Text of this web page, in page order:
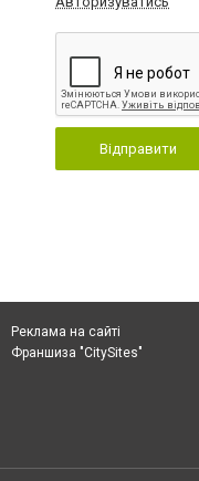
Відправити
Реклама на сайті
Франшиза "CitySites"